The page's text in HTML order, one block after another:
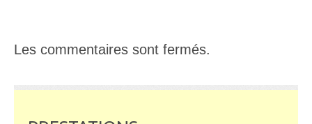
Les commentaires sont fermés.